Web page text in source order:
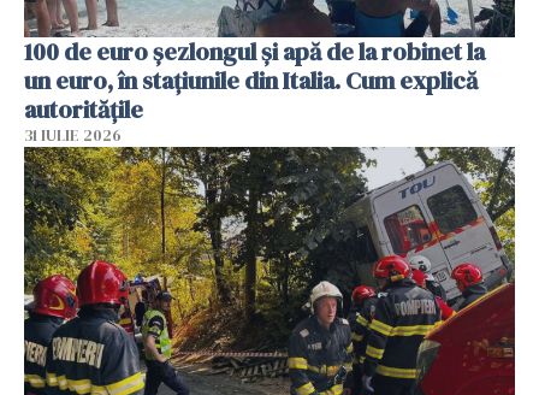
100 de euro șezlongul și apă de la robinet la
un euro, în stațiunile din Italia. Cum explică
autoritățile
31 IULIE 2026